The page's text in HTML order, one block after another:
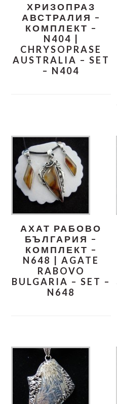
ХРИЗОПРАЗ
АВСТРАЛИЯ –
КОМПЛЕКТ –
N404 |
CHRYSOPRASE
AUSTRALIA – SET
– N404
АХАТ РАБОВО
БЪЛГАРИЯ –
КОМПЛЕКТ –
N648 | AGATE
RABOVO
BULGARIA – SET –
N648